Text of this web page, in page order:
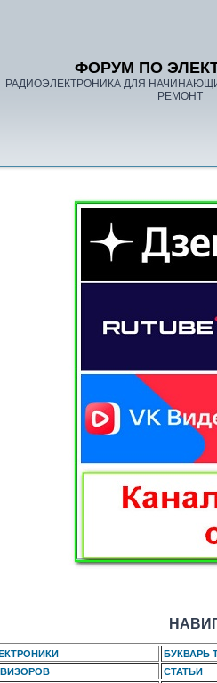
ФОРУМ ПО
РАДИОЭЛЕКТРОНИКА ДЛЯ
РЕМОНТ
БУКВАРЬ
СТАТЬИ